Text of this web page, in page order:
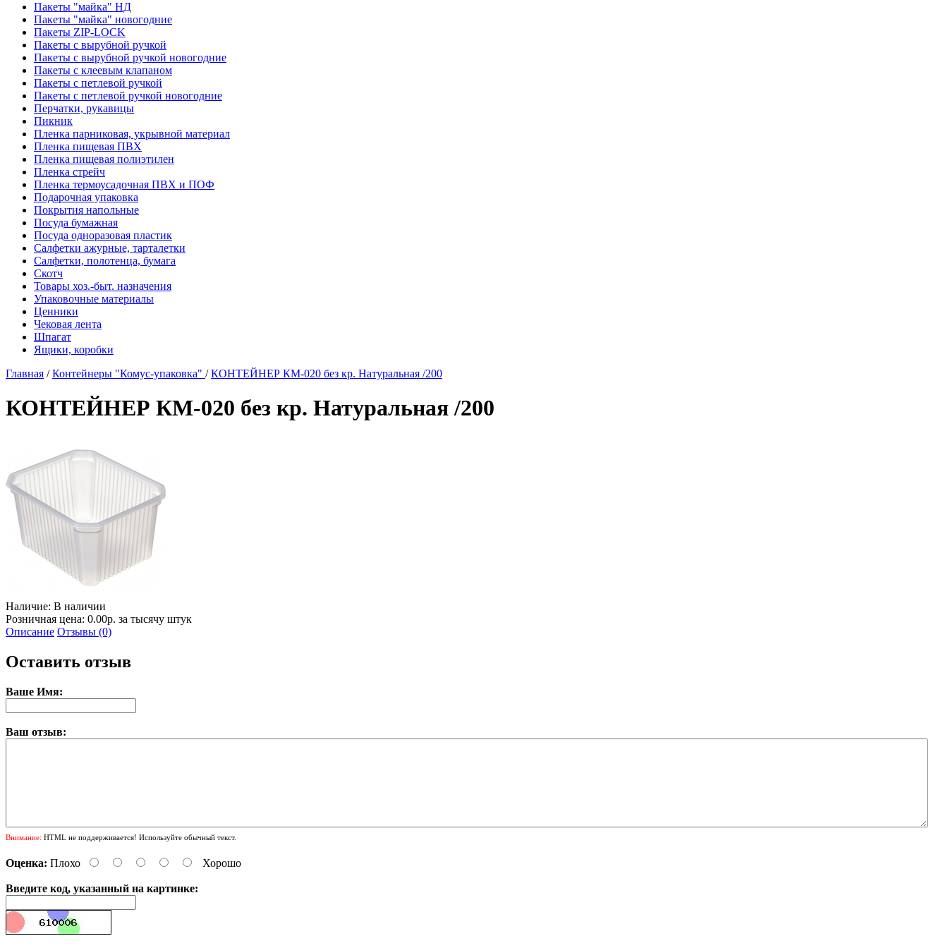
Пакеты "майка" НД
Пакеты "майка" новогодние
Пакеты ZIP-LOCK
Пакеты с вырубной ручкой
Пакеты с вырубной ручкой новогодние
Пакеты с клеевым клапаном
Пакеты с петлевой ручкой
Пакеты с петлевой ручкой новогодние
Перчатки, рукавицы
Пикник
Пленка парниковая, укрывной материал
Пленка пищевая ПВХ
Пленка пищевая полиэтилен
Пленка стрейч
Пленка термоусадочная ПВХ и ПОФ
Подарочная упаковка
Покрытия напольные
Посуда бумажная
Посуда одноразовая пластик
Салфетки ажурные, тарталетки
Салфетки, полотенца, бумага
Скотч
Товары хоз.-быт. назначения
Упаковочные материалы
Ценники
Чековая лента
Шпагат
Ящики, коробки
Главная /Контейнеры "Комус-упаковка" /КОНТЕЙНЕР КМ-020 без кр. Натуральная /200
КОНТЕЙНЕР КМ-020 без кр. Натуральная /200
Наличие: В наличии
Розничная цена: 0.00р. за тысячу штук
Описание Отзывы (0)
Оставить отзыв
Ваше Имя:
Ваш отзыв:
Внимание: HTML не поддерживается! Используйте обычный текст.
Оценка: Плохо Хорошо
Введите код, указанный на картинке: